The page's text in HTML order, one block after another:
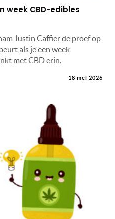
week CBD-edibles
Justin Caffier de proef op
als je een week
met CBD erin.
18 mei 2026